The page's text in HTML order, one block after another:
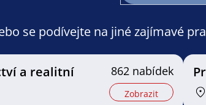
se podívejte na jiné zajímavé
a realitní
862 nabídek
Zobrazit